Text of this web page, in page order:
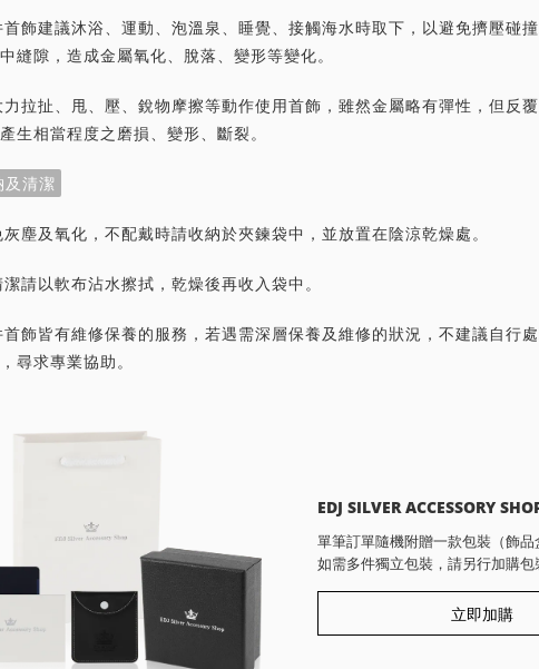
飾建議沐浴、運動、泡溫泉、睡覺、接觸海水時取下，以避免擠壓碰
縫隙，造成金屬氧化、脫落、變形等變化。
拉扯、甩、壓、銳物摩擦等動作使用首飾，雖然金屬略有彈性，但反
生相當程度之磨損、變形、斷裂。
清潔
塵及氧化，不配戴時請收納於夾鍊袋中，並放置在陰涼乾燥處。
請以軟布沾水擦拭，乾燥後再收入袋中。
飾皆有維修保養的服務，若遇需深層保養及維修的狀況，不建議自行
尋求專業協助。
EDJ SILVER ACCESSORY
單筆訂單隨機附贈一款包裝（飾品
如需多件獨立包裝，請另行加購包
立即加購